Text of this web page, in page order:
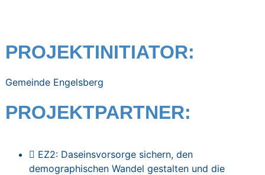
PROJEKTINITIATOR:
Gemeinde Engelsberg
PROJEKTPARTNER:
EZ2: Daseinsvorsorge sichern, den
demographischen Wandel gestalten und die